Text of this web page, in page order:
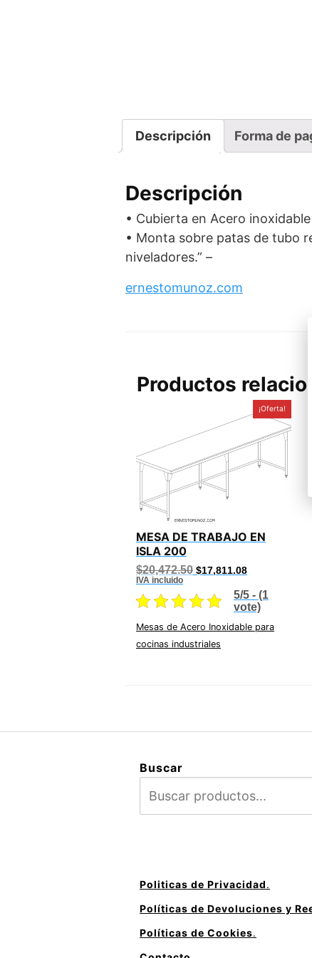
Descripción Forma de
Descripción
• Cubierta en Acero
• Monta sobre patas de tubo
niveladores.” –
ernestomunoz.com
Productos
¡Oferta!
MESA DE TRABAJO EN
ISLA 200
$20,472.50 Original
price
$20,472.50.
$17,811.08
price
is:
$17,811.08.
IVA incluido
5/5 - (1
vote)
Mesas de Acero Inoxidable para
cocinas industriales
Buscar
Politicas de Privacidad.
Políticas de Devoluciones y
Políticas de Cookies.